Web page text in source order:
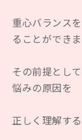
重心バランス
ることができま
その前提とし
悩みの原因を
正しく理解す